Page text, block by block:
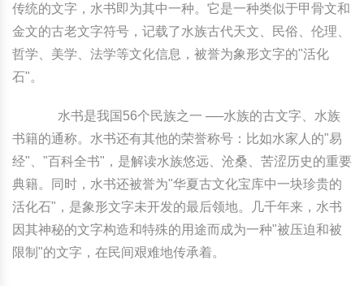
中外婚俗文化
中国民俗研究
中国民俗时尚
中华民居
中华文脉
时尚休闲文化
国际交流
灯笼
扎染
木雕
紫砂壶
中国结
教育百科
其他百科
中外婚俗文化
中国民俗研究
中国民俗时尚
中华民居
中华文脉
时尚休闲文化
国际交流
灯笼
扎染
木雕
紫砂壶
中国结
教育百科
其他百科
传统的文字，水书即为其中一种。它是一种类似于甲骨文和
金文的古老文字符号，记载了水族古代天文、民俗、伦理、
哲学、美学、法学等文化信息，被誉为象形文字的"活化
石"。
水书是我国56个民族之一 ──水族的古文字、水族
书籍的通称。水书还有其他的荣誉称号：比如水家人的"易
经"、"百科全书"，是解读水族悠远、沧桑、苦涩历史的重要
典籍。同时，水书还被誉为"华夏古文化宝库中一块珍贵的
活化石"，是象形文字未开发的最后领地。几千年来，水书
因其神秘的文字构造和特殊的用途而成为一种"被压迫和被
限制"的文字，在民间艰难地传承着。